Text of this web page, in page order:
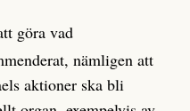
göra vad
nämligen att
aktioner ska bli